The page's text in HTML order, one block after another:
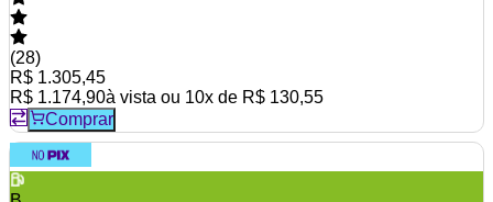
(28)
R$ 1.305,45
R$ 1.174,90à vista ou 10x de R$ 130,55
Comprar